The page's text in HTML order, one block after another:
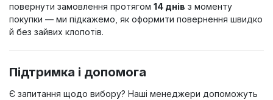
повернути замовлення протягом 14 днів з моменту
покупки — ми підкажемо, як оформити повернення швидко
й без зайвих клопотів.
Підтримка і допомога
Є запитання щодо вибору? Наші менеджери допоможуть